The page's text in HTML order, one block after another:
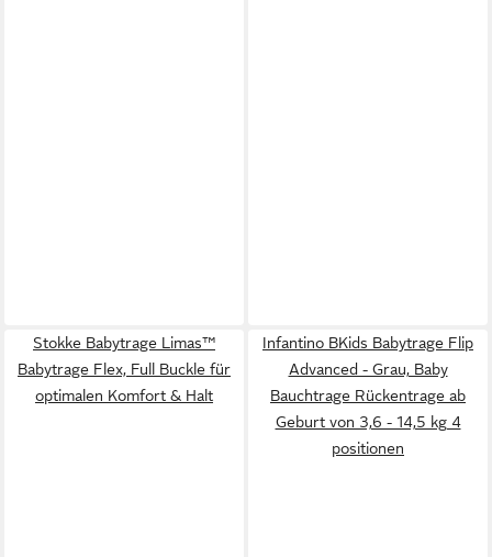
Stokke Babytrage Limas™
Babytrage Flex, Full Buckle für
optimalen Komfort & Halt
Infantino BKids Babytrage Flip
Advanced - Grau, Baby
Bauchtrage Rückentrage ab
Geburt von 3,6 - 14,5 kg 4
positionen